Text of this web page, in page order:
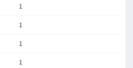
1
1
1
1